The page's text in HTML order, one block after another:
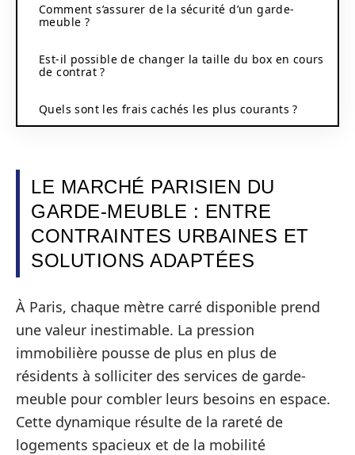
Comment s’assurer de la sécurité d’un garde-
meuble ?
Est-il possible de changer la taille du box en cours
de contrat ?
Quels sont les frais cachés les plus courants ?
LE MARCHÉ PARISIEN DU
GARDE-MEUBLE : ENTRE
CONTRAINTES URBAINES ET
SOLUTIONS ADAPTÉES
À Paris, chaque mètre carré disponible prend
une valeur inestimable. La pression
immobilière pousse de plus en plus de
résidents à solliciter des services de garde-
meuble pour combler leurs besoins en espace.
Cette dynamique résulte de la rareté de
logements spacieux et de la mobilité